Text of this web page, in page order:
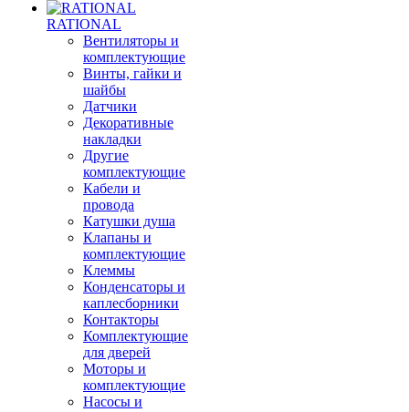
RATIONAL
Вентиляторы и
комплектующие
Винты, гайки и
шайбы
Датчики
Декоративные
накладки
Другие
комплектующие
Кабели и
провода
Катушки душа
Клапаны и
комплектующие
Клеммы
Конденсаторы и
каплесборники
Контакторы
Комплектующие
для дверей
Моторы и
комплектующие
Насосы и